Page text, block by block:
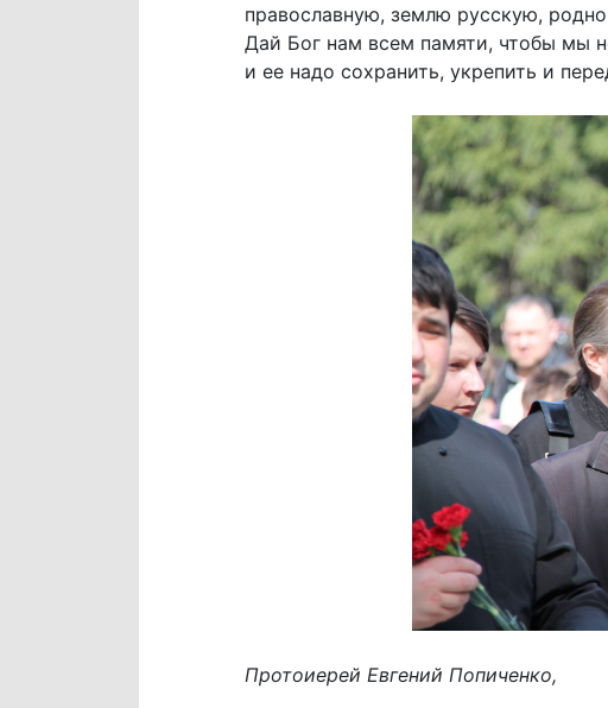
православную, землю русскую,
Дай Бог нам всем памяти, чтобы мы
и ее надо сохранить, укрепить и
Протоиерей Евгений Попиченко,